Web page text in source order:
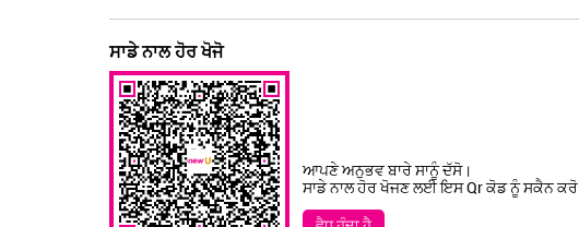
ਸਾਡੇ ਨਾਲ ਹੋਰ ਖੋਜੋ
ਆਪਣੇ ਅਨੁਭਵ ਬਾਰੇ ਸਾਨੂੰ ਦੱਸੋ।
ਸਾਡੇ ਨਾਲ ਹੋਰ ਖੋਜਣ ਲਈ ਇਸ Qr ਕੋਡ ਨੂੰ ਸਕੈਨ ਕਰੋ